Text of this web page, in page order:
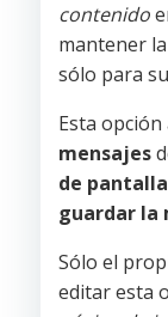
contenido
mantener
sólo para
Esta opción
mensajes
de pantalla
guardar la
Sólo el
editar esta